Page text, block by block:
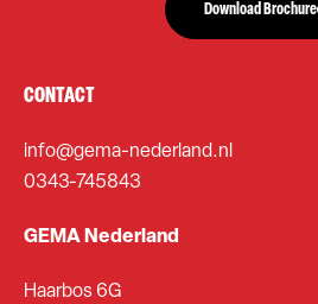
Download Brochure
CONTACT
info@gema-nederland.nl
0343-745843
GEMA Nederland
Haarbos 6G